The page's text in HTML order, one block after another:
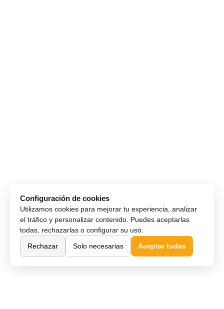
Configuración de cookies
Utilizamos cookies para mejorar tu experiencia, analizar
el tráfico y personalizar contenido. Puedes aceptarlas
todas, rechazarlas o configurar su uso.
Rechazar
Solo necesarias Aceptar todas